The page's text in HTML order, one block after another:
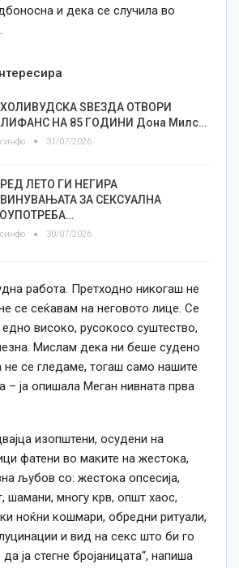
и дека се случила во
ХОЛИВУДСКА ЅВЕЗДА ОТВОРИ
НА 85 ГОДИНИ Дона Милс…
31/07/2026
ЛЕТО ГИ НЕГИРА
ЗА СЕКСУАЛНА
30/07/2026
работа. Претходно никогаш не
се сеќавам на неговото лице. Се
високо, русокосо суштество,
Мислам дека ни беше судено
не се гледаме, тогаш само нашите
– ја опишала Меган нивната прва
изопштени, осудени на
фатени во маките на жестока,
љубов со: жестока опсесија,
шамани, многу крв, општ хаос,
ноќни кошмари, обредни ритуали,
и вид на секс што би го
ја стегне бројаницата“, напиша